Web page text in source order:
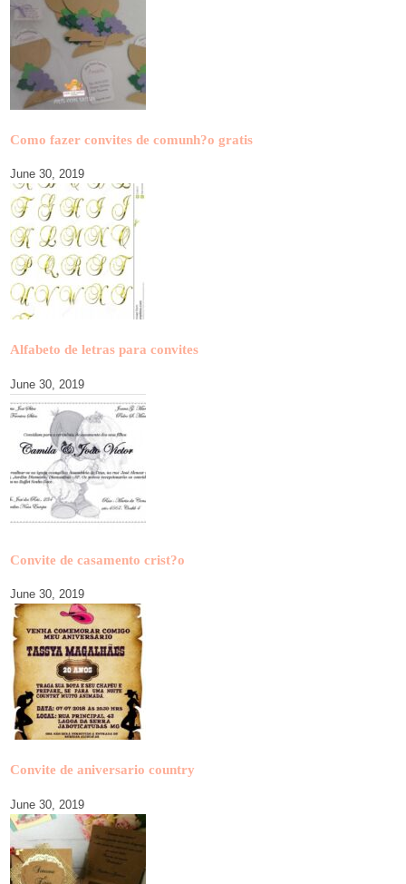
Como fazer convites de comunh?o gratis
June 30, 2019
Alfabeto de letras para convites
June 30, 2019
Convite de casamento crist?o
June 30, 2019
Convite de aniversario country
June 30, 2019